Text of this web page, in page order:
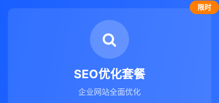
限时
SEO优化套餐
企业网站全面优化